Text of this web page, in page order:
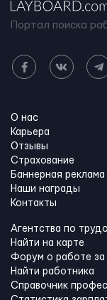
Портал поиска
О нас
Карьера
Отзывы
Страхование
Баннерная реклама
Наши награды
Контакты
Агентства по
Найти на карте
Форум о работе за
Найти работника
Справочник